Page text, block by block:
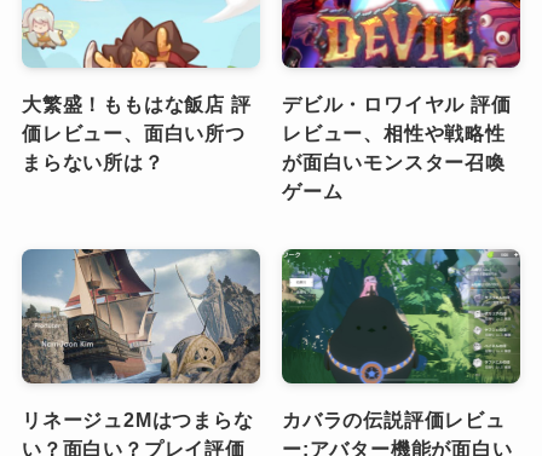
大繁盛！ももはな飯店 評
価レビュー、面白い所つ
まらない所は？
デビル・ロワイヤル 評価
レビュー、相性や戦略性
が面白いモンスター召喚
ゲーム
リネージュ2Mはつまらな
い？面白い？プレイ評価
カバラの伝説評価レビュ
ー:アバター機能が面白い